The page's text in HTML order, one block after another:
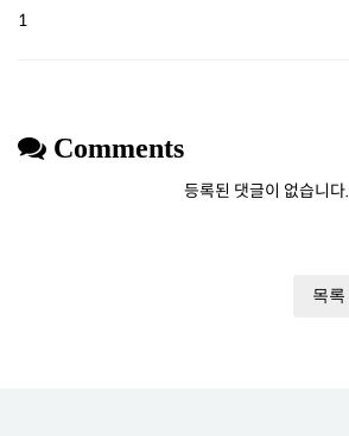
1
Comments
등록된 댓글이 없습니다.
목록